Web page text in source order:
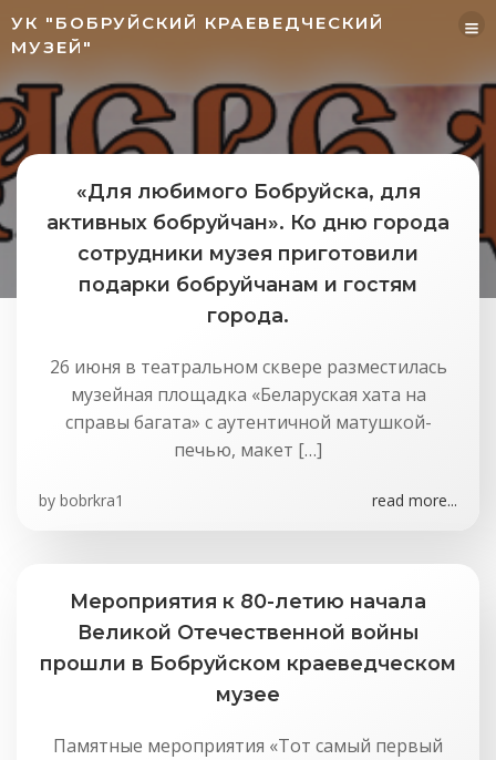
Перейти
УК "БОБРУЙСКИЙ КРАЕВЕДЧЕСКИЙ
МУЗЕЙ"
«Для любимого Бобруйска, для
активных бобруйчан». Ко дню города
сотрудники музея приготовили
подарки бобруйчанам и гостям
города.
26 июня в театральном сквере разместилась
музейная площадка «Беларуская хата на
справы багата» с аутентичной матушкой-
печью, макет […]
by bobrkra1 read more...
Мероприятия к 80-летию начала
Великой Отечественной войны
прошли в Бобруйском краеведческом
музее
Памятные мероприятия «Тот самый первый